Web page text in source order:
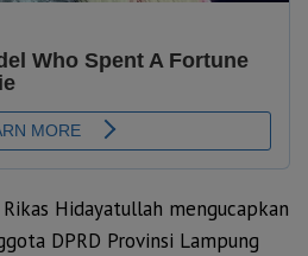
Hidayatullah mengucapkan
DPRD Provinsi Lampung